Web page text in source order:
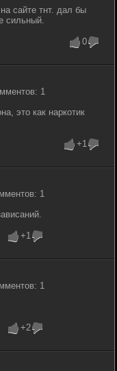
сайте тнт. дал бы
сильный.
0
1
это как наркотик
+1
1
+1
1
+2